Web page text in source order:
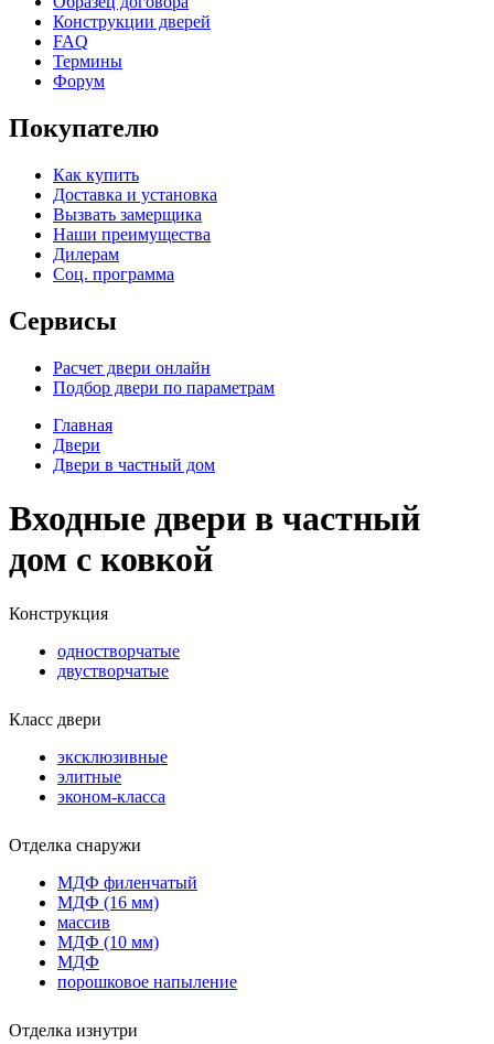
Конструкции дверей
FAQ
Термины
Форум
Покупателю
Как купить
Доставка и установка
Вызвать замерщика
Наши преимущества
Дилерам
Соц. программа
Сервисы
Расчет двери онлайн
Подбор двери по параметрам
Главная
Двери
Двери в частный дом
Входные двери в частный
дом с ковкой
Конструкция
одностворчатые
двустворчатые
Класс двери
эксклюзивные
элитные
эконом-класса
Отделка снаружи
МДФ филенчатый
МДФ (16 мм)
массив
МДФ (10 мм)
МДФ
порошковое напыление
Отделка изнутри